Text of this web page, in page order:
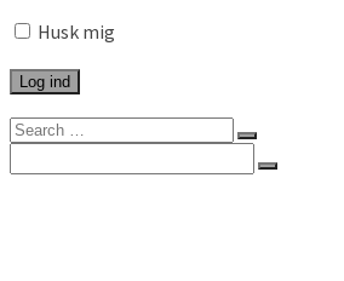
Husk mig
Search